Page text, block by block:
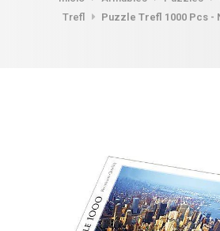
Trefl
Puzzle Trefl 1000 Pcs -